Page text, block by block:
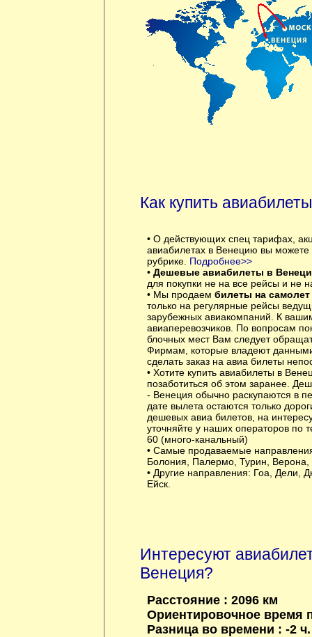
Как купить
• О действующих спец тарифах,
авиабилетах в Венецию вы можете
рубрике. Подробнее>>
• Дешевые авиабилеты в
для покупки не на все рейсы и не
• Мы продаем билеты на
только на регулярные рейсы
зарубежных авиакомпаний. К
авиаперевозчиков. По вопросам
блочных мест Вам следует
Фирмам, которые владеют
сделать заказ на авиа билеты
• Хотите купить авиабилеты в
позаботиться об этом заранее.
- Венеция обычно раскупаются в
дате вылета остаются только
дешевых авиа билетов, на
уточняйте у наших операторов по
60 (много-канальный)
• Самые продаваемые
Болония, Палермо, Турин,
• Другие направления: Гоа Дели
Ейск.
Интересуют
Венеция?
Расстояние : 2096 км
Ориентировочное время
Разница во времени : -2 ч.